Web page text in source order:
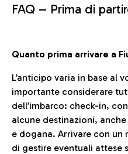
FAQ – Prima di
Quanto prima arrivare a
L’anticipo varia in base al
importante considerare
dell’imbarco: check-in,
alcune destinazioni,
e dogana. Arrivare con
di gestire eventuali attese